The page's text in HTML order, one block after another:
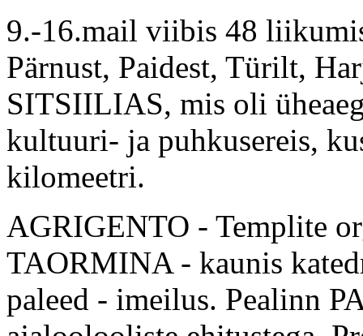
9.-16.mail viibis 48
Pärnust, Paidest, Türilt,
SITSIILIAS, mis oli
kultuuri- ja puhkusereis,
kilomeetri.
AGRIGENTO - Templite
TAORMINA - kaunis
paleed - imeilus. Pealinn